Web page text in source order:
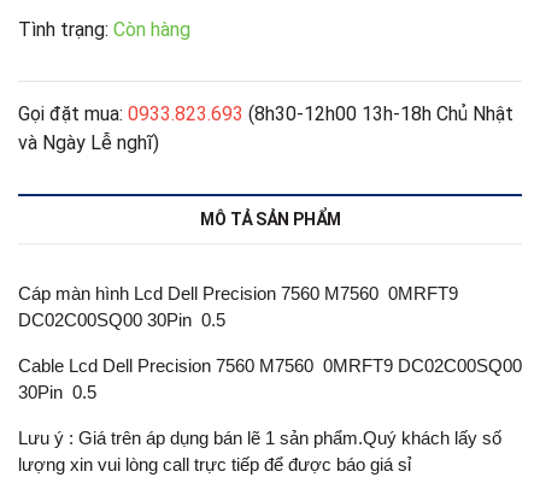
Tình trạng: Còn hàng
Gọi đặt mua: 0933.823.693 (8h30-12h00 13h-18h Chủ Nhật
và Ngày Lễ nghĩ)
MÔ TẢ SẢN PHẨM
Cáp màn hình Lcd Dell Precision 7560 M7560 0MRFT9
DC02C00SQ00 30Pin 0.5
Cable Lcd Dell Precision 7560 M7560 0MRFT9 DC02C00SQ00
30Pin 0.5
Lưu ý : Giá trên áp dụng bán lẽ 1 sản phẩm.Quý khách lấy số
lượng xin vui lòng call trực tiếp để được báo giá sỉ